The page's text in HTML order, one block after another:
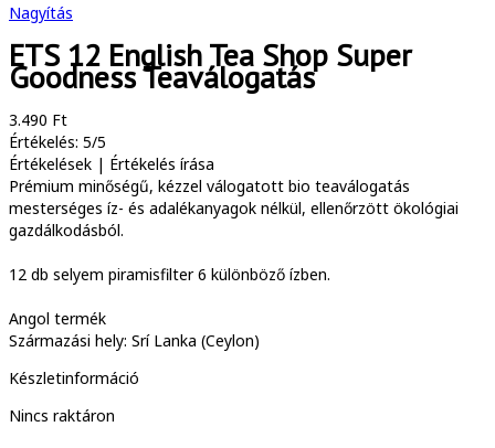
Nagyítás
ETS 12 English Tea Shop Super
Goodness Teaválogatás
3.490 Ft
Értékelés: 5/5
Értékelések | Értékelés írása
Prémium minőségű, kézzel válogatott bio teaválogatás
mesterséges íz- és adalékanyagok nélkül, ellenőrzött ökológiai
gazdálkodásból.
12 db selyem piramisfilter 6 különböző ízben.
Angol termék
Származási hely: Srí Lanka (Ceylon)
Készletinformáció
Nincs raktáron